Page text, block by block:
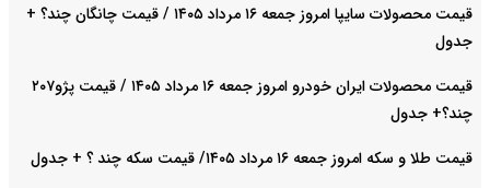
قیمت محصولات سایپا امروز جمعه ۱۶ مرداد ۱۴۰۵ / قیمت چانگان چند؟ +
جدول
قیمت محصولات ایران خودرو امروز جمعه ۱۶ مرداد ۱۴۰۵ / قیمت پژو۲۰۷
چند؟+ جدول
قیمت طلا و سکه امروز جمعه ۱۶ مرداد ۱۴۰۵/ قیمت سکه چند ؟ + جدول